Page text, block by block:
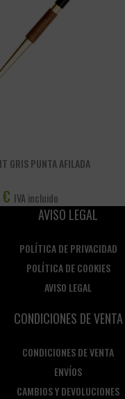
GRIS PUNTA AFILADA
€ IVA incluido
AVISO LEGAL
POLÍTICA DE PRIVACIDAD
POLÍTICA DE COOKIES
AVISO LEGAL
CONDICIONES DE VENTA
CONDICIONES DE VENTA
ENVÍOS
CAMBIOS Y DEVOLUCIONES